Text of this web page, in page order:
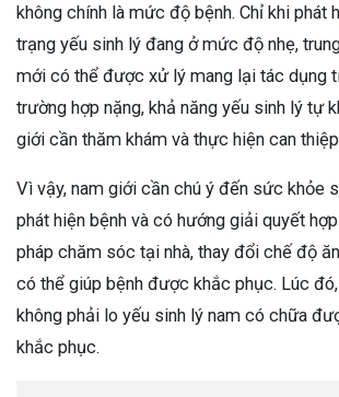
không chính là mức độ bệnh. Chỉ khi phát
trạng yếu sinh lý đang ở mức độ nhẹ,
mới có thể được xử lý mang lại tác dụng
trường hợp nặng, khả năng yếu sinh lý tự
giới cần thăm khám và thực hiện can
Vì vậy, nam giới cần chú ý đến sức khỏe
phát hiện bệnh và có hướng giải quyết
pháp chăm sóc tại nhà, thay đổi chế độ
có thể giúp bệnh được khắc phục. Lúc
không phải lo yếu sinh lý nam có chữa
khắc phục.